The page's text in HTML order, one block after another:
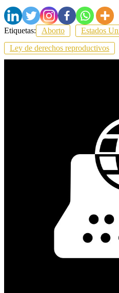
Etiquetas: Aborto Estados
Ley de derechos reproductivos